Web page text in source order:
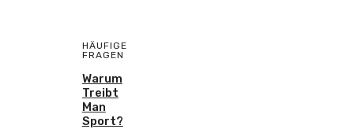
HÄUFIGE
FRAGEN
Warum
Treibt
Man
Sport?